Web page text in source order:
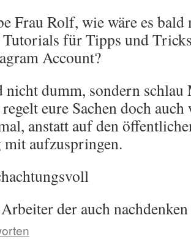
Frau Rolf, wie wäre es
für Tipps und
Account?
nicht dumm, sondern schlau
eure Sachen doch
anstatt auf den
mit aufzuspringen.
der auch